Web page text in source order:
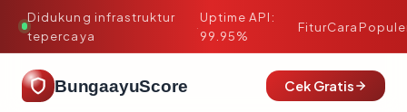
Didukung infrastruktur
tepercaya
·
Uptime API:
99.95%
FiturCara
BungaayuScore Cek Gratis